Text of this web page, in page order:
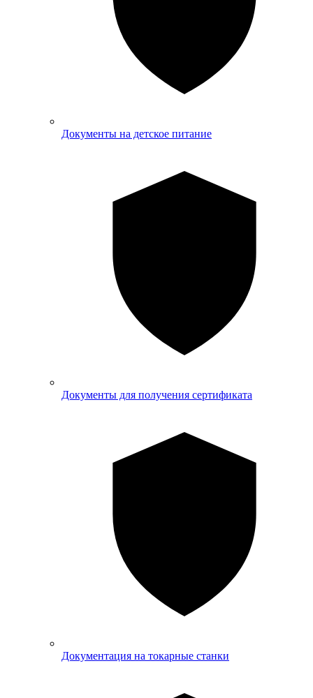
Документы на детское питание
Документы для получения сертификата
Документация на токарные станки